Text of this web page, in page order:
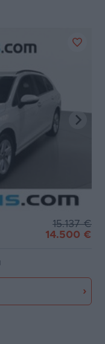
15.137 €
14.500 €